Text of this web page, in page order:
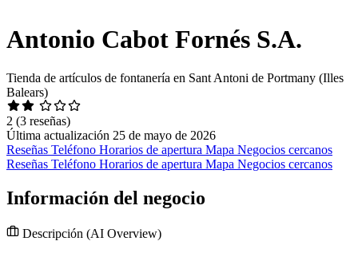
Antonio Cabot Fornés S.A.
Tienda de artículos de fontanería en Sant Antoni de Portmany (Illes
Balears)
2 (3 reseñas)
Última actualización 25 de mayo de 2026
Reseñas Teléfono Horarios de apertura Mapa Negocios cercanos
Reseñas Teléfono Horarios de apertura Mapa Negocios cercanos
Información del negocio
Descripción (AI Overview)